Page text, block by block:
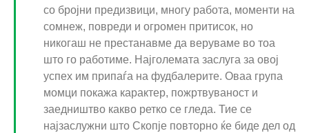
со бројни предизвици, многу работа, моменти на
сомнеж, повреди и огромен притисок, но
никогаш не престанавме да веруваме во тоа
што го работиме. Најголемата заслуга за овој
успех им припаѓа на фудбалерите. Оваа група
момци покажа карактер, пожртвуваност и
заедништво какво ретко се гледа. Тие се
најзаслужни што Скопје повторно ќе биде дел од